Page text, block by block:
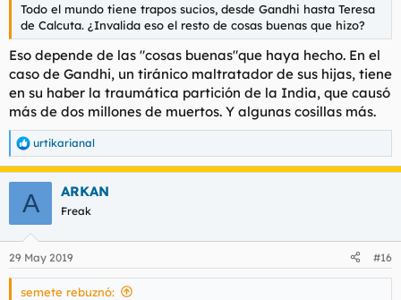
Todo el mundo tiene trapos sucios, desde Gandhi hasta Teresa
de Calcuta. ¿Invalida eso el resto de cosas buenas que hizo?
Eso depende de las "cosas buenas"que haya hecho. En el
caso de Gandhi, un tiránico maltratador de sus hijas, tiene
en su haber la traumática partición de la India, que causó
más de dos millones de muertos. Y algunas cosillas más.
R
e
a
e
s
urtikarianal
A ARKAN
Freak
29 May 2019 #16
semete rebuznó: